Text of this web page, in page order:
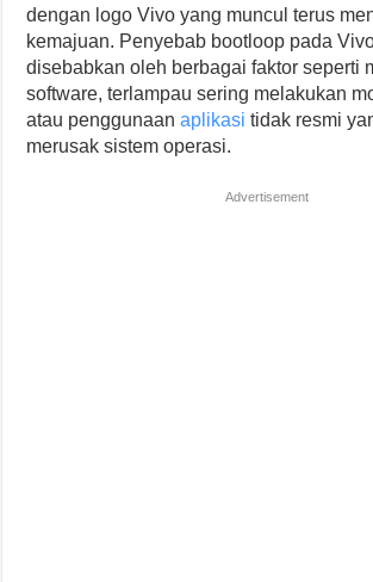
dengan logo Vivo yang muncul terus
kemajuan. Penyebab bootloop pada
disebabkan oleh berbagai faktor seperti
software, terlampau sering melakukan
atau penggunaanaplikasi tidak resmi
merusak sistem operasi.
Advertisement